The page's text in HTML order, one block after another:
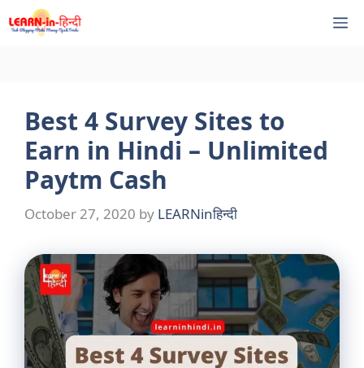
to
Best 4 Survey Sites to
Earn in Hindi – Unlimited
Paytm Cash
October 27, 2020 by LEARNinहिन्दी